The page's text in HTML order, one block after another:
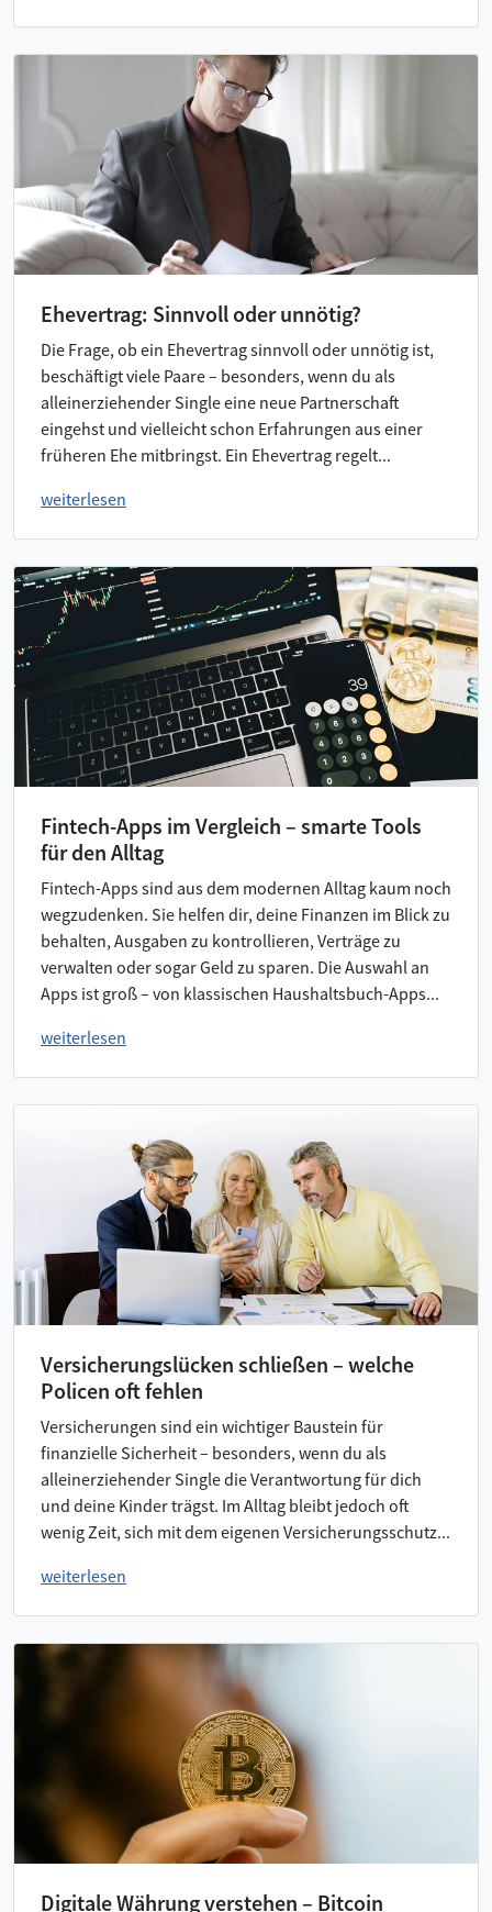
Ehevertrag: Sinnvoll oder unnötig?
Die Frage, ob ein Ehevertrag sinnvoll oder unnötig ist,
beschäftigt viele Paare – besonders, wenn du als
alleinerziehender Single eine neue Partnerschaft
eingehst und vielleicht schon Erfahrungen aus einer
früheren Ehe mitbringst. Ein Ehevertrag regelt...
weiterlesen
Fintech-Apps im Vergleich – smarte Tools
für den Alltag
Fintech-Apps sind aus dem modernen Alltag kaum noch
wegzudenken. Sie helfen dir, deine Finanzen im Blick zu
behalten, Ausgaben zu kontrollieren, Verträge zu
verwalten oder sogar Geld zu sparen. Die Auswahl an
Apps ist groß – von klassischen Haushaltsbuch-Apps...
weiterlesen
Versicherungslücken schließen – welche
Policen oft fehlen
Versicherungen sind ein wichtiger Baustein für
finanzielle Sicherheit – besonders, wenn du als
alleinerziehender Single die Verantwortung für dich
und deine Kinder trägst. Im Alltag bleibt jedoch oft
wenig Zeit, sich mit dem eigenen Versicherungsschutz...
weiterlesen
Digitale Währung verstehen – Bitcoin